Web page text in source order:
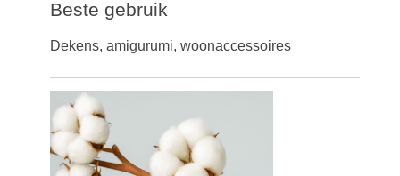
Beste gebruik
Dekens, amigurumi, woonaccessoires